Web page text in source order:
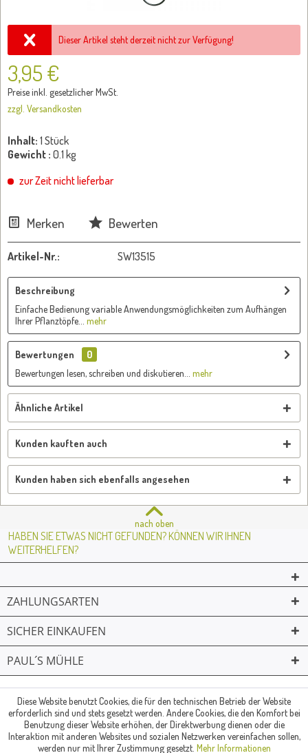
Dieser Artikel steht derzeit nicht zur Verfügung!
3,95 €
Preise inkl. gesetzlicher MwSt.
zzgl. Versandkosten
Inhalt: 1 Stück
Gewicht : 0.1 kg
zur Zeit nicht lieferbar
Merken Bewerten
Artikel-Nr.: SW13515
Beschreibung
Einfache Bedienung variable Anwendungsmöglichkeiten zum Aufhängen
Ihrer Pflanztöpfe...
mehr
Bewertungen
0
Bewertungen lesen, schreiben und diskutieren...
mehr
Ähnliche Artikel
Kunden kauften auch
Kunden haben sich ebenfalls angesehen
nach oben
HABEN SIE ETWAS NICHT GEFUNDEN? KÖNNEN WIR IHNEN
WEITERHELFEN?
ZAHLUNGSARTEN
SICHER EINKAUFEN
PAUL´S MÜHLE
© Paul's Mühle | Inhaber: Christof Paul e.K. | Westring 2 | 45659
Recklinghausen
Fax: 02361 -28831 | E-Mail: info@pauls-muehle.de
Diese Website benutzt Cookies, die für den technischen Betrieb der Website
erforderlich sind und stets gesetzt werden. Andere Cookies, die den Komfort bei
Benutzung dieser Website erhöhen, der Direktwerbung dienen oder die
Interaktion mit anderen Websites und sozialen Netzwerken vereinfachen sollen,
werden nur mit Ihrer Zustimmung gesetzt. Mehr Informationen